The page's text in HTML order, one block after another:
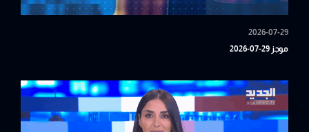
2026-07-29
موجز 29-07-2026